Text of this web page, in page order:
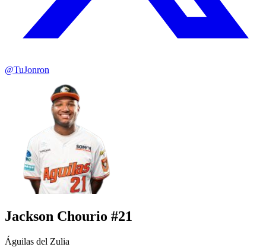
@TuJonron
Jackson Chourio #21
Águilas del Zulia